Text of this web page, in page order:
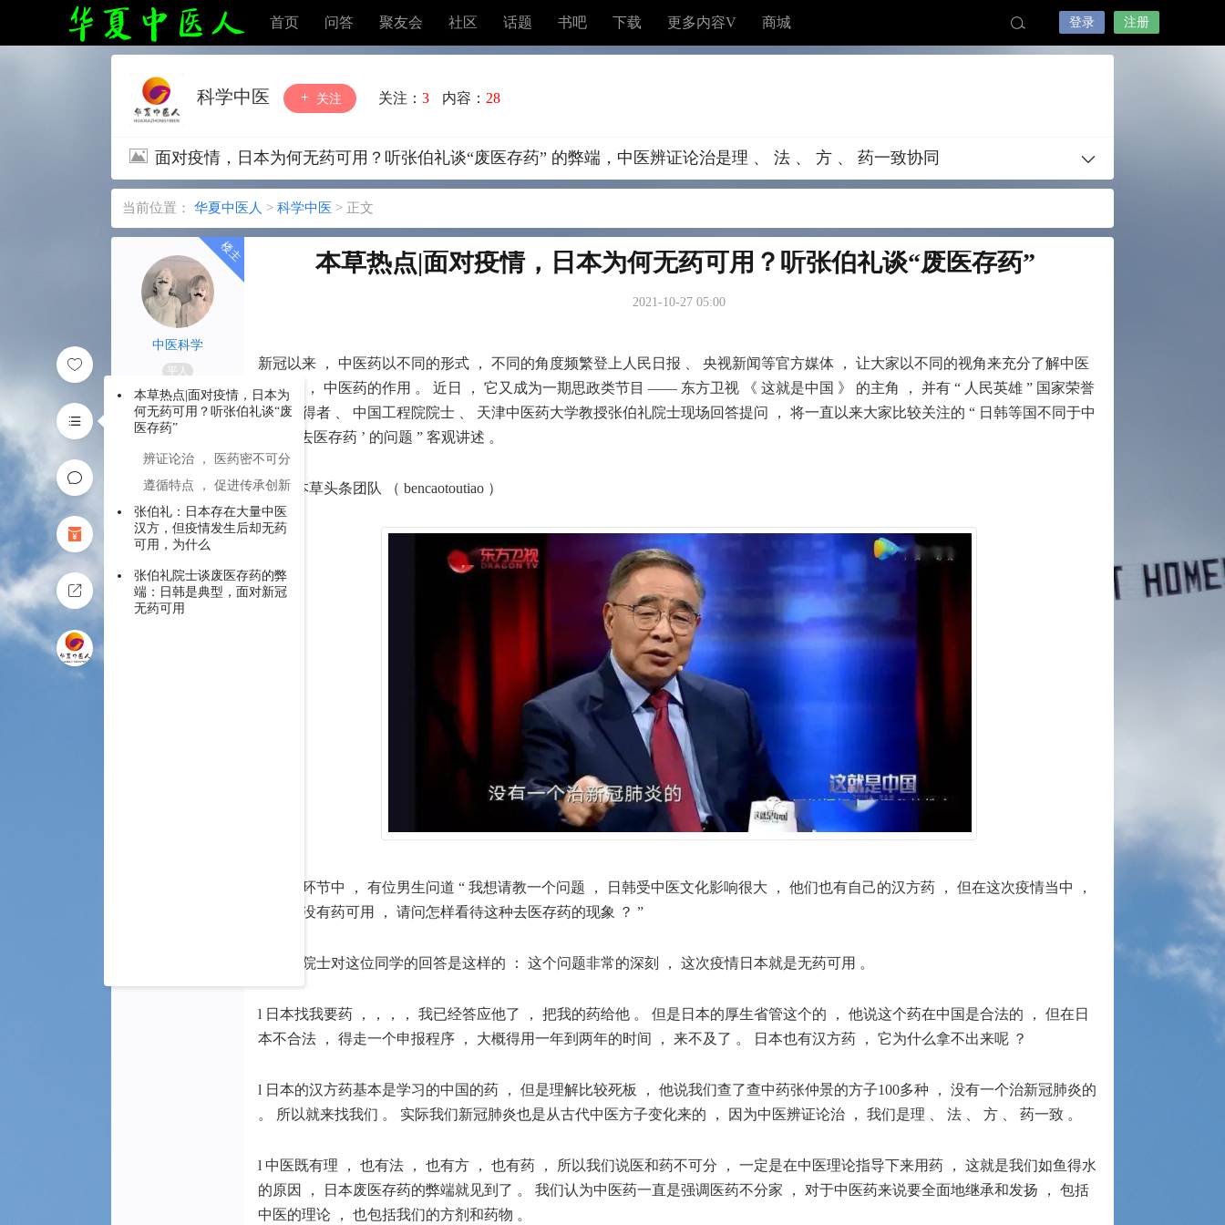
首页 问答 聚友会 社区 话题 书吧 下载 更多内容V 商城 登录 注册
科学中医 关注 关注： 3 内容： 28
面对疫情，日本为何无药可用？听张伯礼谈“废医存药” 的弊端，中医辨证论治是理 、 法 、 方 、 药一致协同
当前位置： 华夏中医人 > 科学中医 > 正文
本草热点|面对疫情，日本为
何无药可用？听张伯礼谈“废
医存药”
辨证论治 ， 医药密不可分
遵循特点 ， 促进传承创新
张伯礼：日本存在大量中医
汉方，但疫情发生后却无药
可用，为什么
张伯礼院士谈废医存药的弊
端：日韩是典型，面对新冠
无药可用
中医科学
平人
本草热点|面对疫情，日本为何无药可用？听张伯礼谈“废医存药”
2021-10-27 05:00
新冠以来 ， 中医药以不同的形式 ， 不同的角度频繁登上人民日报 、 央视新闻等官方媒体 ， 让大家以不同的视角来充分了解中医
药文化 ， 中医药的作用 。 近日 ， 它又成为一期思政类节目 —— 东方卫视 《 这就是中国 》 的主角 ， 并有 “ 人民英雄 ” 国家荣誉
称号获得者 、 中国工程院院士 、 天津中医药大学教授张伯礼院士现场回答提问 ， 将一直以来大家比较关注的 “ 日韩等国不同于中
国的 ‘ 去医存药 ’ 的问题 ” 客观讲述 。
文 ： 本草头条团队 （ bencaotoutiao ）
在提问环节中 ， 有位男生问道 “ 我想请教一个问题 ， 日韩受中医文化影响很大 ， 他们也有自己的汉方药 ， 但在这次疫情当中 ，
他们却没有药可用 ， 请问怎样看待这种去医存药的现象 ？ ”
张伯礼院士对这位同学的回答是这样的 ： 这个问题非常的深刻 ， 这次疫情日本就是无药可用 。
l 日本找我要药 ，，，， 我已经答应他了 ， 把我的药给他 。 但是日本的厚生省管这个的 ， 他说这个药在中国是合法的 ， 但在日
本不合法 ， 得走一个申报程序 ， 大概得用一年到两年的时间 ， 来不及了 。 日本也有汉方药 ， 它为什么拿不出来呢 ？
l 日本的汉方药基本是学习的中国的药 ， 但是理解比较死板 ， 他说我们查了查中药张仲景的方子100多种 ， 没有一个治新冠肺炎的
。 所以就来找我们 。 实际我们新冠肺炎也是从古代中医方子变化来的 ， 因为中医辨证论治 ， 我们是理 、 法 、 方 、 药一致 。
l 中医既有理 ， 也有法 ， 也有方 ， 也有药 ， 所以我们说医和药不可分 ， 一定是在中医理论指导下来用药 ， 这就是我们如鱼得水
的原因 ， 日本废医存药的弊端就见到了 。 我们认为中医药一直是强调医药不分家 ， 对于中医药来说要全面地继承和发扬 ， 包括
中医的理论 ， 也包括我们的方剂和药物 。